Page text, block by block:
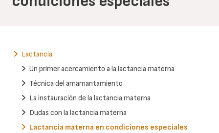
Lactancia
Un primer acercamiento a la lactancia materna
Técnica del amamantamiento
La instauración de la lactancia materna
Dudas con la lactancia materna
Lactancia materna en condiciones especiales